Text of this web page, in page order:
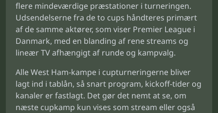
flere mindeværdige præstationer i turneringen.
Udsendelserne fra de to cups håndteres primært
af de samme aktører, som viser Premier League i
Danmark, med en blanding af rene streams og
lineær TV afhængigt af runde og kampvalg.
Alle West Ham-kampe i cupturneringerne bliver
lagt ind i tablån, så snart program, kickoff-tider og
kanaler er fastlagt. Det gør det nemt at se, om
næste cupkamp kun vises som stream eller også